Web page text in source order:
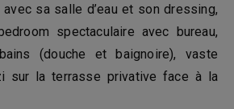
avec sa salle d’eau et son dressing,
spectaculaire avec bureau,
(douche et baignoire), vaste
sur la terrasse privative face à la